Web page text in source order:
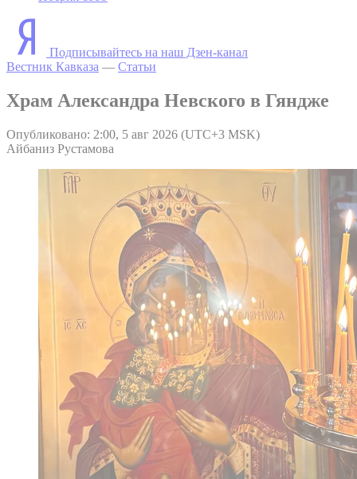
Подписывайтесь на наш Дзен-канал
Вестник Кавказа — Статьи
Храм Александра Невского в Гяндже
Опубликовано: 2:00, 5 авг 2026 (UTC+3 MSK)
Айбаниз Рустамова